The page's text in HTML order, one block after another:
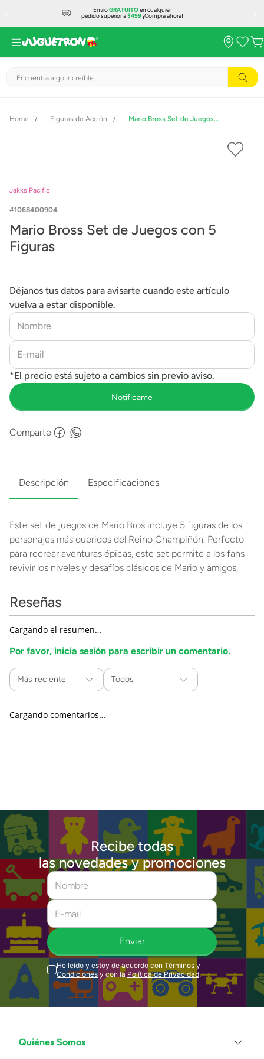
EnvíoGRATUITOen cualquier
pedido superior a$499¡Compra ahora!
Encuentra algo increíble...
Figuras de Acción Mario Bross Set de Juegos con 5 Figuras
Jakks Pacific
1068400904
Mario Bross Set de Juegos con 5
Figuras
Déjanos tus datos para avisarte cuando este artículo
vuelva a estar disponible.
Comparte
Descripción Especificaciones
Este set de juegos de Mario Bros incluye 5 figuras de los
personajes más queridos del Reino Champiñón. Perfecto
para recrear aventuras épicas, este set permite a los fans
revivir los niveles y desafíos clásicos de Mario y amigos.
Reseñas
Cargando el resumen…
Por favor, inicia sesión para escribir un comentario.
Más reciente Todos
Cargando comentarios…
Recibe todas
las novedades y promociones
Enviar
He leído y estoy de acuerdo con Términos y
Condiciones y con la Política de Privacidad.
Quiénes Somos